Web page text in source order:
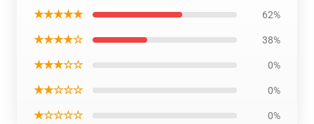
★★★★★ 62%
★★★★☆ 38%
★★★☆☆ 0%
★★☆☆☆ 0%
★☆☆☆☆ 0%